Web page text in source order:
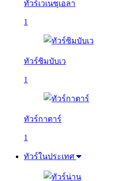
ทัวร์เวเนซุเอลา
1
ทัวร์ซิมบับเว
1
ทัวร์กาตาร์
1
ทัวร์ในประเทศ